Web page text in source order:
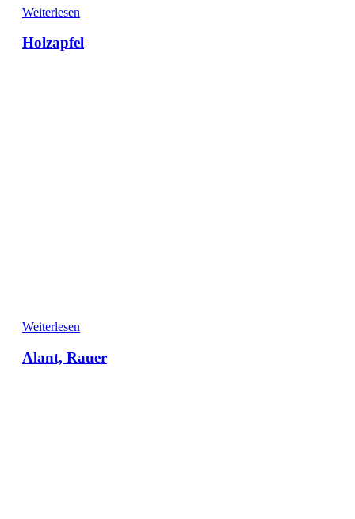
Weiterlesen
Holzapfel
Weiterlesen
Alant, Rauer